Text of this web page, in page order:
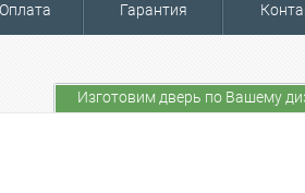
Оплата Гарантия
Изготовим дверь по Вашему